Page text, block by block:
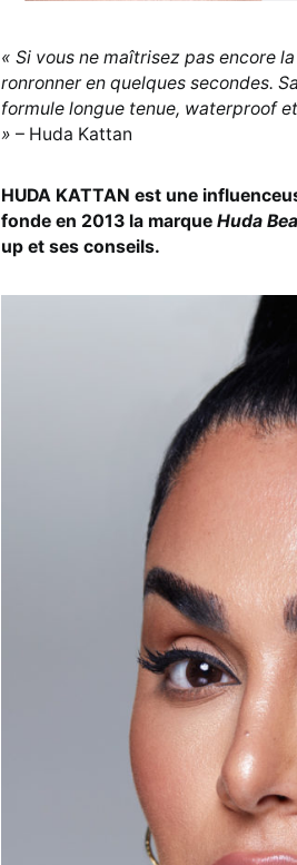
« Si vous ne maîtrisez pas encore
ronronner en quelques secondes.
formule longue tenue, waterproof
» – Huda Kattan
HUDA KATTAN est une
fonde en 2013 la marque Huda
up et ses conseils.